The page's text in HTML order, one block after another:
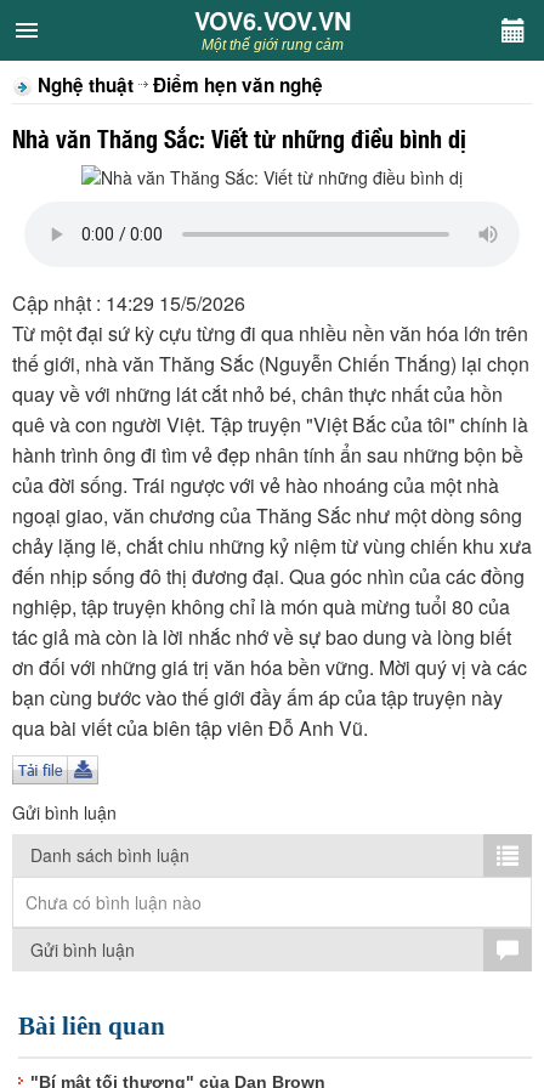
VOV6.VOV.VN
CHUYÊN MỤC
Khách VOV6
Sân khấu
Thiếu nhi
Kết nối VOV6
TÌM KIẾM
Vận hành bởi QI Corp
VOV6.VOV.VN
Một thế giới rung cảm
Nghệ thuật Điểm hẹn văn nghệ
Nhà văn Thăng Sắc: Viết từ những điều bình dị
Cập nhật : 14:29 15/5/2026
Từ một đại sứ kỳ cựu từng đi qua nhiều nền văn hóa lớn trên
thế giới, nhà văn Thăng Sắc (Nguyễn Chiến Thắng) lại chọn
quay về với những lát cắt nhỏ bé, chân thực nhất của hồn
quê và con người Việt. Tập truyện "Việt Bắc của tôi" chính là
hành trình ông đi tìm vẻ đẹp nhân tính ẩn sau những bộn bề
của đời sống. Trái ngược với vẻ hào nhoáng của một nhà
ngoại giao, văn chương của Thăng Sắc như một dòng sông
chảy lặng lẽ, chắt chiu những kỷ niệm từ vùng chiến khu xưa
đến nhịp sống đô thị đương đại. Qua góc nhìn của các đồng
nghiệp, tập truyện không chỉ là món quà mừng tuổi 80 của
tác giả mà còn là lời nhắc nhớ về sự bao dung và lòng biết
ơn đối với những giá trị văn hóa bền vững. Mời quý vị và các
bạn cùng bước vào thế giới đầy ấm áp của tập truyện này
qua bài viết của biên tập viên Đỗ Anh Vũ.
Gửi bình luận
Danh sách bình luận
Chưa có bình luận nào
Gửi bình luận
Bài liên quan
"Bí mật tối thượng" của Dan Brown